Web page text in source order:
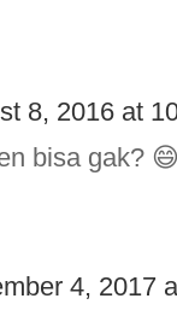
8, 2016 at
bisa gak?
4, 2017